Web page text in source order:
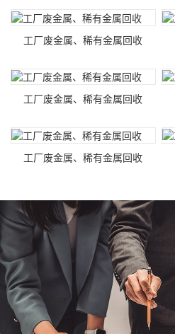
工厂废金属、稀有金属回收
工厂废金属、稀有金属回收
工厂废金属、稀有金属回收